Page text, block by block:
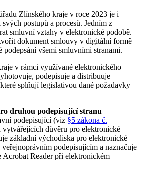
Zlínského kraje v roce 2023 je i
postupů a procesů. Jedním z
smluvní vztahy v elektronické podobě.
dokument smlouvy v digitální formě
podepsání všemi smluvními stranami.
v rámci využívané elektronického
podepisuje a distribuuje
splňují legislativou dané požadavky
druhou podepisující stranu –
podepisující (viz §5 zákona č.
vytvářejících důvěru pro elektronické
základní východiska pro elektronické
podepisujícím a naznačuje
Reader při elektronickém